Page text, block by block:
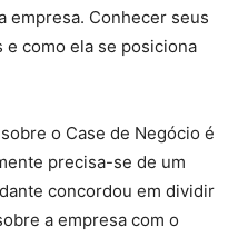
empresa. Conhecer seus
como ela se posiciona
o Case de Negócio é
precisa-se de um
concordou em dividir
a empresa com o